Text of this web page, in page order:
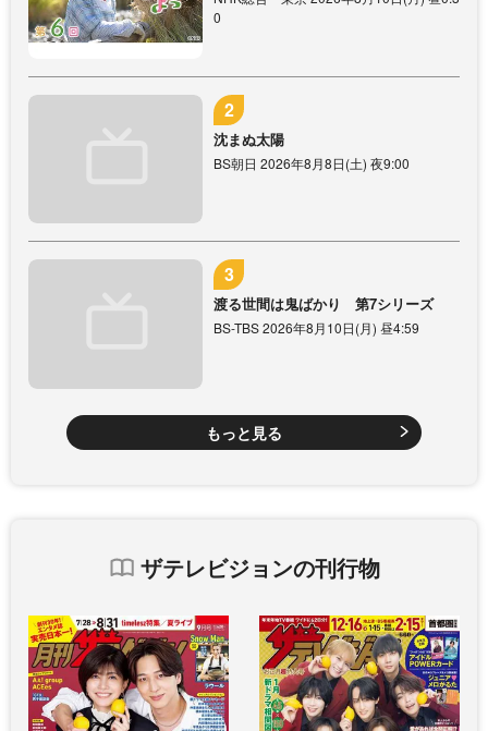
0
沈まぬ太陽
BS朝日 2026年8月8日(土) 夜9:00
渡る世間は鬼ばかり 第7シリーズ
BS-TBS 2026年8月10日(月) 昼4:59
もっと見る
ザテレビジョンの刊行物